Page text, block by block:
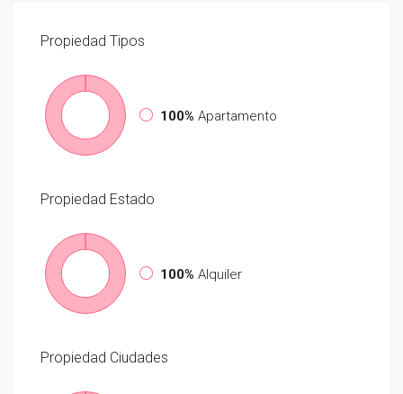
Propiedad Tipos
100% Apartamento
Propiedad Estado
100% Alquiler
Propiedad Ciudades